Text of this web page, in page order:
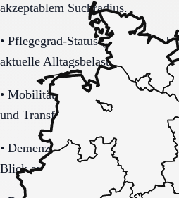
akzeptablem Suchradius.
• Pflegegrad-Status (vorhanden,
aktuelle Alltagsbelastung.
• Mobilität (selbstständig,
und Transferbedarf.
• Demenzbezogene
Blick auf Sicherheitsaspekte.